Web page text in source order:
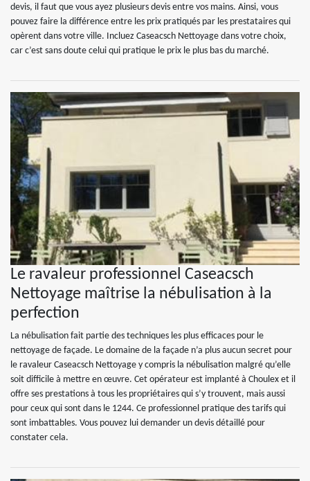
devis, il faut que vous ayez plusieurs devis entre vos mains. Ainsi, vous
pouvez faire la différence entre les prix pratiqués par les prestataires qui
opèrent dans votre ville. Incluez Caseacsch Nettoyage dans votre choix,
car c’est sans doute celui qui pratique le prix le plus bas du marché.
Le ravaleur professionnel Caseacsch
Nettoyage maîtrise la nébulisation à la
perfection
La nébulisation fait partie des techniques les plus efficaces pour le
nettoyage de façade. Le domaine de la façade n’a plus aucun secret pour
le ravaleur Caseacsch Nettoyage y compris la nébulisation malgré qu’elle
soit difficile à mettre en œuvre. Cet opérateur est implanté à Choulex et il
offre ses prestations à tous les propriétaires qui s’y trouvent, mais aussi
pour ceux qui sont dans le 1244. Ce professionnel pratique des tarifs qui
sont imbattables. Vous pouvez lui demander un devis détaillé pour
constater cela.